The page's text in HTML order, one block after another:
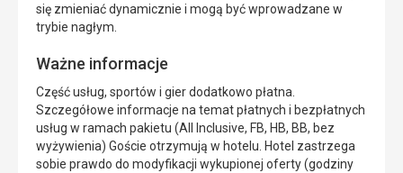
się zmieniać dynamicznie i mogą być wprowadzane w
trybie nagłym.
Ważne informacje
Część usług, sportów i gier dodatkowo płatna.
Szczegółowe informacje na temat płatnych i bezpłatnych
usług w ramach pakietu (All Inclusive, FB, HB, BB, bez
wyżywienia) Goście otrzymują w hotelu. Hotel zastrzega
sobie prawdo do modyfikacji wykupionej oferty (godziny